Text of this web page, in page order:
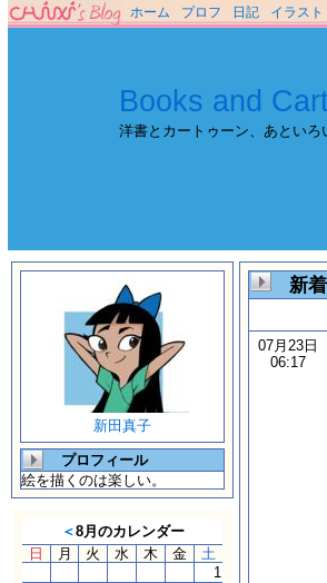
ホーム プロフ 日記 イラスト
Books and
洋書とカートゥーン、あといろ
新田真子
プロフィール
絵を描くのは楽しい。
＜8月のカレンダー
日
月 火 水 木 金
土
1
新
07月23日
06:17